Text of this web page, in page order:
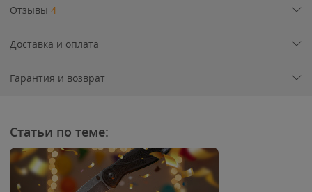
Отзывы 4
Доставка и оплата
Гарантия и возврат
Статьи по теме: